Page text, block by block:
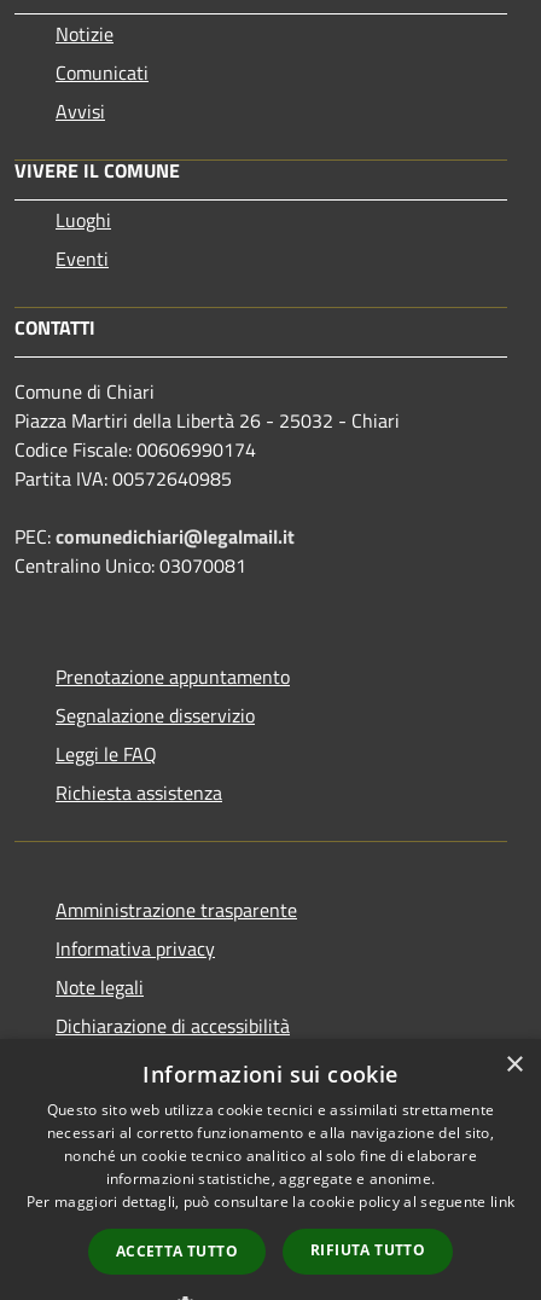
Notizie
Comunicati
Avvisi
VIVERE IL COMUNE
Luoghi
Eventi
CONTATTI
Comune di Chiari
Piazza Martiri della Libertà 26 - 25032 - Chiari
Codice Fiscale: 00606990174
Partita IVA: 00572640985
PEC:comunedichiari@legalmail.it
Centralino Unico: 03070081
Prenotazione appuntamento
Segnalazione disservizio
Leggi le FAQ
Richiesta assistenza
Amministrazione trasparente
Informativa privacy
Note legali
Dichiarazione di accessibilità
Obiettivi accessibilità
Accessibilità
Copyright © 2026 • Comune di
Chiari • Powered by
Municipium•
Accesso
redazione
×
Informazioni sui cookie
Questo sito web utilizza cookie tecnici e assimilati strettamente
necessari al corretto funzionamento e alla navigazione del sito,
nonché un cookie tecnico analitico al solo fine di elaborare
informazioni statistiche, aggregate e anonime.
Per maggiori dettagli, può consultare la cookie policy al seguente link
ACCETTA TUTTO RIFIUTA TUTTO